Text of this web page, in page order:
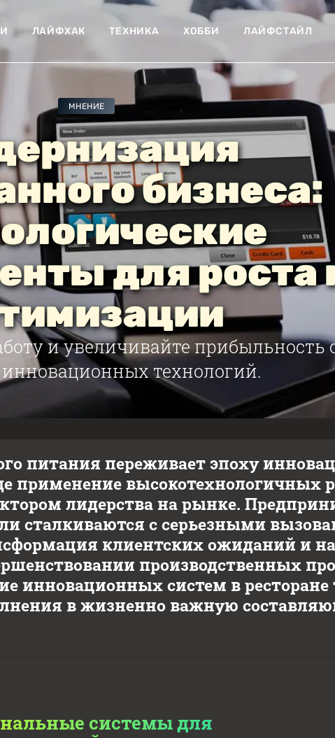
ЛАЙФХАК ТЕХНИКА ХОББИ ЛАЙФСТАЙЛ
МНЕНИЕ
бизнеса:
для роста
и увеличивайте прибыльность
технологий.
питания переживает эпоху
применение высокотехнологичных
лидерства на рынке.
сталкиваются с серьезными
клиентских ожиданий и
производственных
инновационных систем в
в жизненно важную
системы для